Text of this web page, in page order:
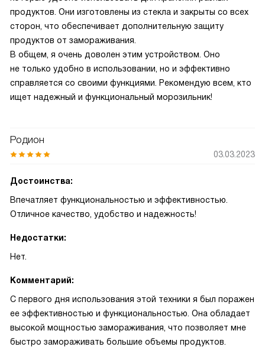
продуктов. Они изготовлены из стекла и закрыты со всех
сторон, что обеспечивает дополнительную защиту
продуктов от замораживания.
В общем, я очень доволен этим устройством. Оно
не только удобно в использовании, но и эффективно
справляется со своими функциями. Рекомендую всем, кто
ищет надежный и функциональный морозильник!
Родион
03.03.2023
Достоинства:
Впечатляет функциональностью и эффективностью.
Отличное качество, удобство и надежность!
Недостатки:
Нет.
Комментарий:
С первого дня использования этой техники я был поражен
ее эффективностью и функциональностью. Она обладает
высокой мощностью замораживания, что позволяет мне
быстро замораживать большие объемы продуктов.